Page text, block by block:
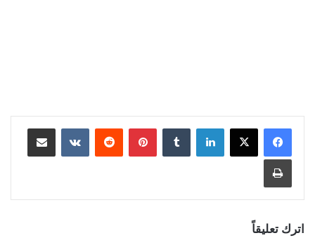
لينكدإن بينتيريست مشاركة عبر البريد
طباعة
اترك تعليقاً